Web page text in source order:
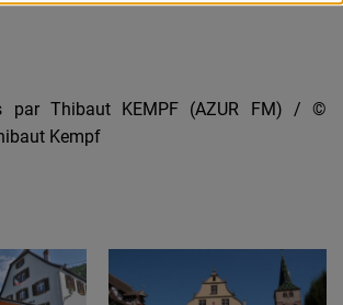
par Thibaut KEMPF (AZUR FM) / ©
Kempf